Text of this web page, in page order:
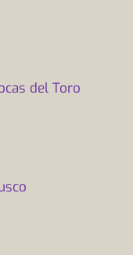
del Toro